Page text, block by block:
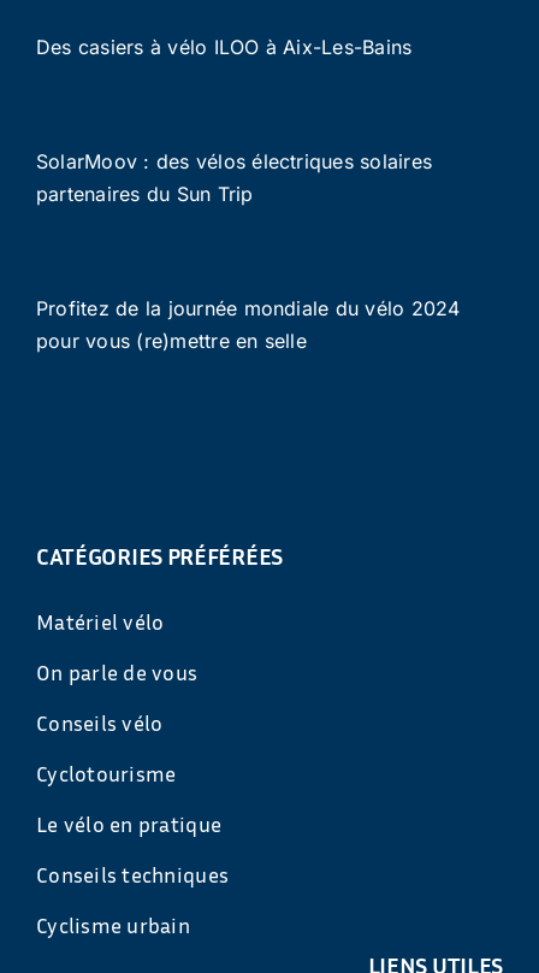
Des casiers à vélo ILOO à Aix-Les-Bains
SolarMoov : des vélos électriques solaires
partenaires du Sun Trip
Profitez de la journée mondiale du vélo 2024
pour vous (re)mettre en selle
CATÉGORIES PRÉFÉRÉES
Matériel vélo
On parle de vous
Conseils vélo
Cyclotourisme
Le vélo en pratique
Conseils techniques
Cyclisme urbain
LIENS UTILES